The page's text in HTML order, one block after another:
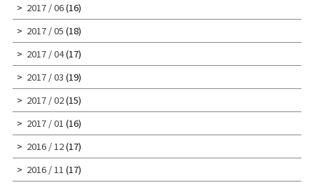
2017 / 06(16)
2017 / 05 (18)
2017 / 04(17)
2017 / 03 (19)
2017 / 02(15)
2017 / 01 (16)
2016 / 12(17)
2016 / 11 (17)